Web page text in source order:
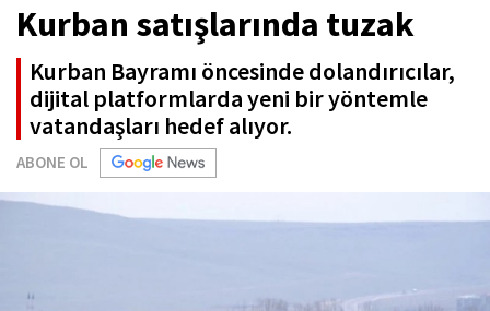
Kurban satışlarında tuzak
Kurban Bayramı öncesinde dolandırıcılar,
dijital platformlarda yeni bir yöntemle
vatandaşları hedef alıyor.
ABONE OL